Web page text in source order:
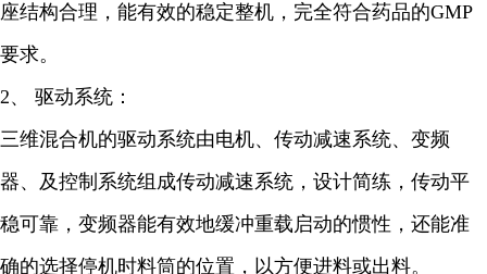
座结构合理，能有效的稳定整机，完全符合药品的GMP
要求。
2、 驱动系统：
三维混合机的驱动系统由电机、传动减速系统、变频
器、及控制系统组成传动减速系统，设计简练，传动平
稳可靠，变频器能有效地缓冲重载启动的惯性，还能准
确的选择停机时料筒的位置，以方便进料或出料。